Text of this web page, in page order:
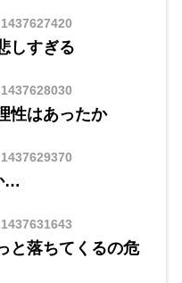
しすぎる
性はあったか
…
と落ちてくるの危